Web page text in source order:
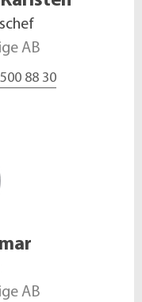
AB
88 30
AB